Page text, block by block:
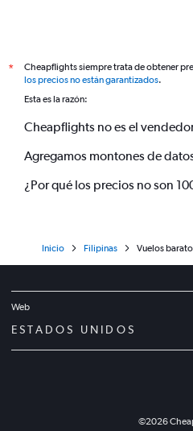
*
Cheapflights siempre trata de obtener
los precios no están garantizados.
Esta es la razón:
Cheapflights no es el
Agregamos montones de
¿Por qué los precios no son
Inicio Filipinas Vuelos
Web
ESTADOS UNIDOS
©2026